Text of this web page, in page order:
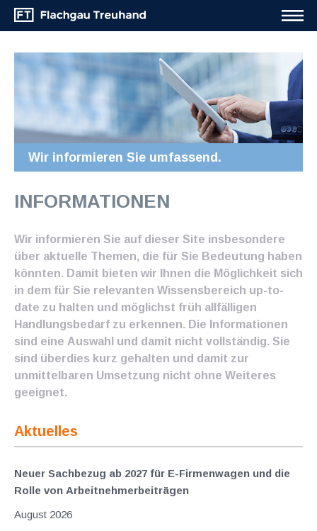
Wir informieren Sie umfassend.
INFORMATIONEN
Wir informieren Sie auf dieser Site insbesondere
über aktuelle Themen, die für Sie Bedeutung haben
könnten. Damit bieten wir Ihnen die Möglichkeit sich
in dem für Sie relevanten Wissensbereich up-to-
date zu halten und möglichst früh allfälligen
Handlungsbedarf zu erkennen. Die Informationen
sind eine Auswahl und damit nicht vollständig. Sie
sind überdies kurz gehalten und damit zur
unmittelbaren Umsetzung nicht ohne Weiteres
geeignet.
Aktuelles
Neuer Sachbezug ab 2027 für E-Firmenwagen und die
Rolle von Arbeitnehmer​­beiträgen
August 2026